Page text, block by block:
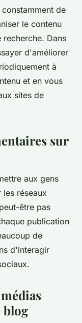
de
le contenu
Dans
d'améliorer
à
et en vous
sites de
sur
aux gens
réseaux
être pas
publication
de
d'interagir
blog